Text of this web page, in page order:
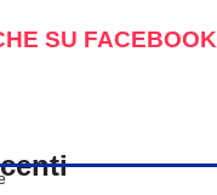
SU FACEBOOK